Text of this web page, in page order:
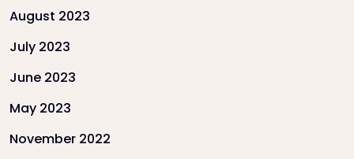
August 2023
July 2023
June 2023
May 2023
November 2022